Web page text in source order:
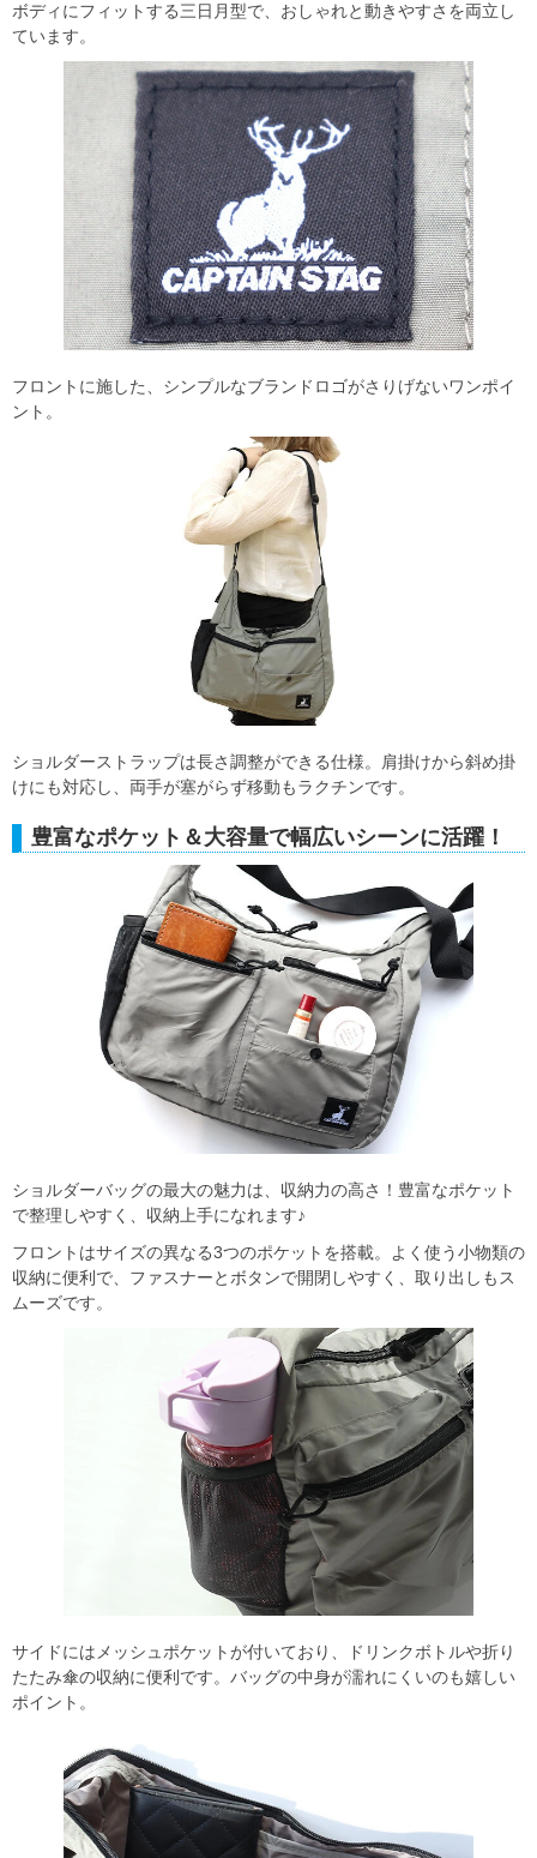
ボディにフィットする三日月型で、おしゃれと動きやすさを両立し
ています。
フロントに施した、シンプルなブランドロゴがさりげないワンポイ
ント。
ショルダーストラップは長さ調整ができる仕様。肩掛けから斜め掛
けにも対応し、両手が塞がらず移動もラクチンです。
豊富なポケット＆大容量で幅広いシーンに活躍！
ショルダーバッグの最大の魅力は、収納力の高さ！豊富なポケット
で整理しやすく、収納上手になれます♪
フロントはサイズの異なる3つのポケットを搭載。よく使う小物類の
収納に便利で、ファスナーとボタンで開閉しやすく、取り出しもス
ムーズです。
サイドにはメッシュポケットが付いており、ドリンクボトルや折り
たたみ傘の収納に便利です。バッグの中身が濡れにくいのも嬉しい
ポイント。